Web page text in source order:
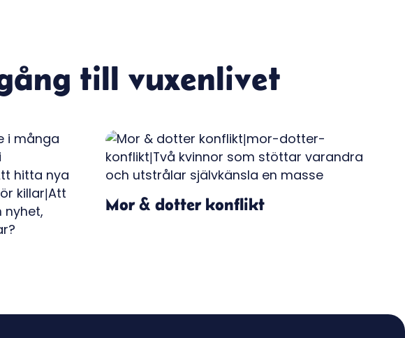
till vuxenlivet
Mor & dotter konflikt